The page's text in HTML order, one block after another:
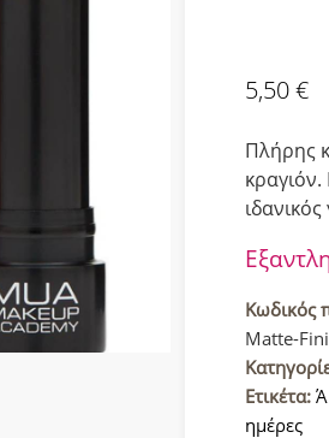
5,50€
Πλήρης
Κωδικός
Matte-
Ετικέτα:
ημέρες